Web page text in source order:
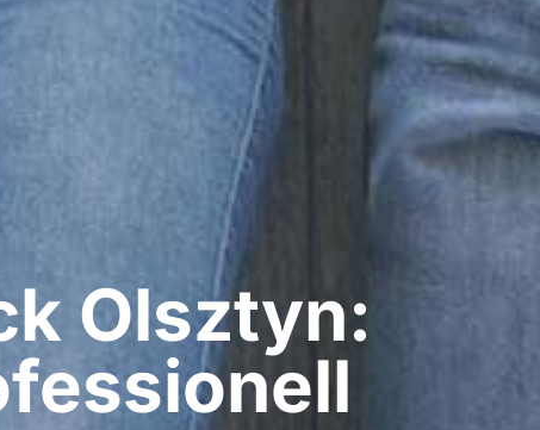
Olsztyn: